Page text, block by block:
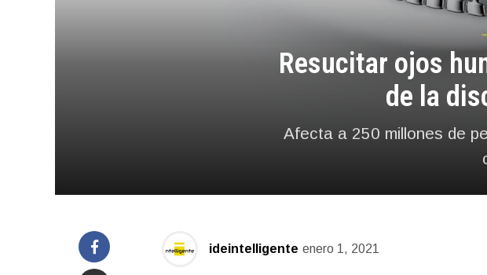
Resucitar ojos
de la
Afecta a 250 millones de
ideintelligente enero 1, 2021